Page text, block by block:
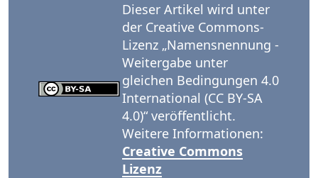
Dieser Artikel wird unter
der Creative Commons-
Lizenz „Namensnennung -
Weitergabe unter
gleichen Bedingungen 4.0
International (CC BY-SA
4.0)“ veröffentlicht.
Weitere Informationen:
Creative Commons
Lizenz